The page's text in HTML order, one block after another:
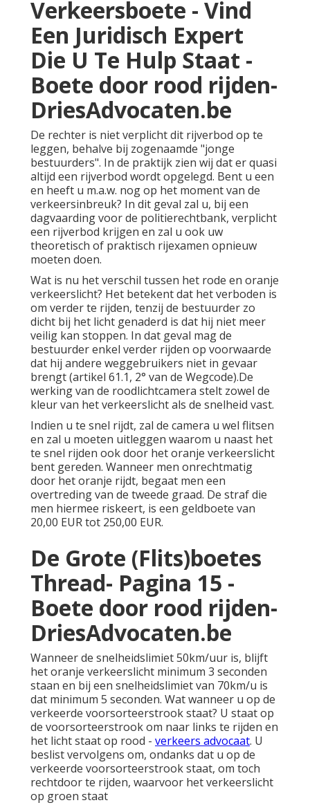
Verkeersboete - Vind
Een Juridisch Expert
Die U Te Hulp Staat -
Boete door rood rijden-
DriesAdvocaten.be
De rechter is niet verplicht dit rijverbod op te
leggen, behalve bij zogenaamde "jonge
bestuurders". In de praktijk zien wij dat er quasi
altijd een rijverbod wordt opgelegd. Bent u een
en heeft u m.a.w. nog op het moment van de
verkeersinbreuk? In dit geval zal u, bij een
dagvaarding voor de politierechtbank, verplicht
een rijverbod krijgen en zal u ook uw
theoretisch of praktisch rijexamen opnieuw
moeten doen.
Wat is nu het verschil tussen het rode en oranje
verkeerslicht? Het betekent dat het verboden is
om verder te rijden, tenzij de bestuurder zo
dicht bij het licht genaderd is dat hij niet meer
veilig kan stoppen. In dat geval mag de
bestuurder enkel verder rijden op voorwaarde
dat hij andere weggebruikers niet in gevaar
brengt (artikel 61.1, 2° van de Wegcode).De
werking van de roodlichtcamera stelt zowel de
kleur van het verkeerslicht als de snelheid vast.
Indien u te snel rijdt, zal de camera u wel flitsen
en zal u moeten uitleggen waarom u naast het
te snel rijden ook door het oranje verkeerslicht
bent gereden. Wanneer men onrechtmatig
door het oranje rijdt, begaat men een
overtreding van de tweede graad. De straf die
men hiermee riskeert, is een geldboete van
20,00 EUR tot 250,00 EUR.
De Grote (Flits)boetes
Thread- Pagina 15 -
Boete door rood rijden-
DriesAdvocaten.be
Wanneer de snelheidslimiet 50km/uur is, blijft
het oranje verkeerslicht minimum 3 seconden
staan en bij een snelheidslimiet van 70km/u is
dat minimum 5 seconden. Wat wanneer u op de
verkeerde voorsorteerstrook staat? U staat op
de voorsorteerstrook om naar links te rijden en
het licht staat op rood - verkeers advocaat. U
beslist vervolgens om, ondanks dat u op de
verkeerde voorsorteerstrook staat, om toch
rechtdoor te rijden, waarvoor het verkeerslicht
op groen staat